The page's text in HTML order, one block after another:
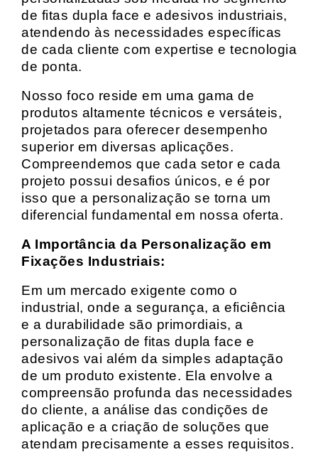
de fitas dupla face e adesivos industriais,
atendendo às necessidades específicas
de cada cliente com expertise e tecnologia
de ponta.
Nosso foco reside em uma gama de
produtos altamente técnicos e versáteis,
projetados para oferecer desempenho
superior em diversas aplicações.
Compreendemos que cada setor e cada
projeto possui desafios únicos, e é por
isso que a personalização se torna um
diferencial fundamental em nossa oferta.
A Importância da Personalização em
Fixações Industriais:
Em um mercado exigente como o
industrial, onde a segurança, a eficiência
e a durabilidade são primordiais, a
personalização de fitas dupla face e
adesivos vai além da simples adaptação
de um produto existente. Ela envolve a
compreensão profunda das necessidades
do cliente, a análise das condições de
aplicação e a criação de soluções que
atendam precisamente a esses requisitos.